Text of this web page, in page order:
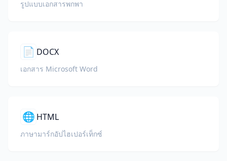
รูปแบบเอกสารพกพา
📄 DOCX
เอกสาร Microsoft Word
🌐 HTML
ภาษามาร์กอัปไฮเปอร์เท็กซ์